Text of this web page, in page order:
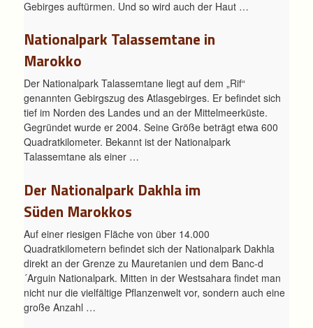
Gebirges auftürmen. Und so wird auch der Haut …
Nationalpark Talassemtane in
Marokko
Der Nationalpark Talassemtane liegt auf dem „Rif“
genannten Gebirgszug des Atlasgebirges. Er befindet sich
tief im Norden des Landes und an der Mittelmeerküste.
Gegründet wurde er 2004. Seine Größe beträgt etwa 600
Quadratkilometer. Bekannt ist der Nationalpark
Talassemtane als einer …
Der Nationalpark Dakhla im
Süden Marokkos
Auf einer riesigen Fläche von über 14.000
Quadratkilometern befindet sich der Nationalpark Dakhla
direkt an der Grenze zu Mauretanien und dem Banc-d
´Arguin Nationalpark. Mitten in der Westsahara findet man
nicht nur die vielfältige Pflanzenwelt vor, sondern auch eine
große Anzahl …